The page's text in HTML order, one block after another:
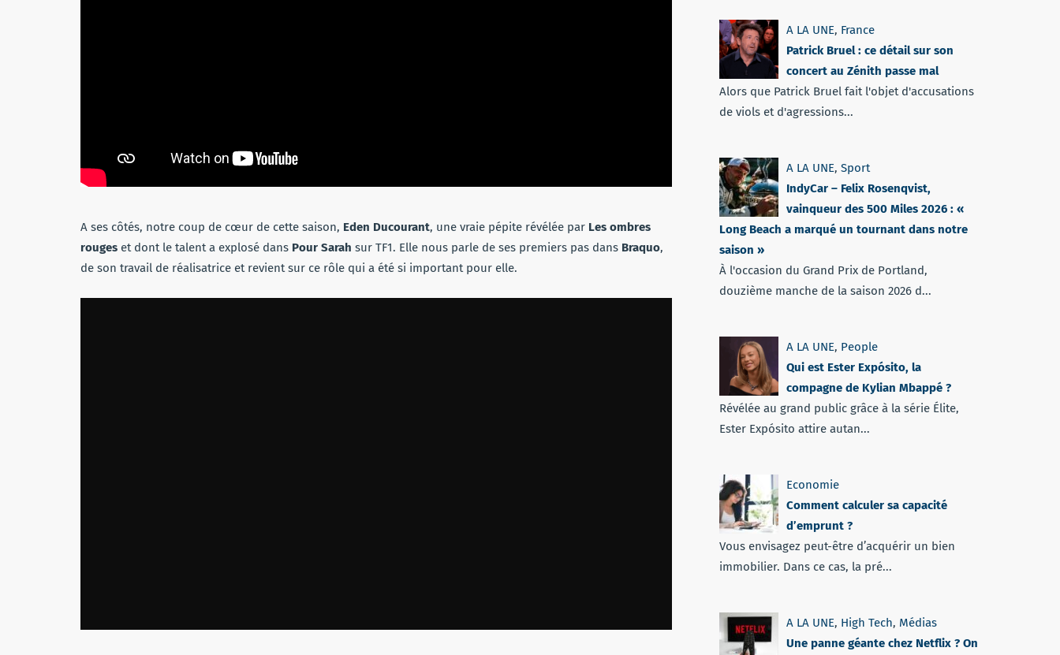
A ses côtés, notre coup de cœur de cette saison, Eden Ducourant, une vraie pépite révélée par Les ombres
rouges et dont le talent a explosé dans Pour Sarah sur TF1. Elle nous parle de ses premiers pas dans Braquo,
de son travail de réalisatrice et revient sur ce rôle qui a été si important pour elle.
A LA UNE, France
Patrick Bruel : ce détail sur son
concert au Zénith passe mal
Alors que Patrick Bruel fait l'objet d'accusations
de viols et d'agressions...
A LA UNE, Sport
IndyCar – Felix Rosenqvist,
vainqueur des 500 Miles 2026 : «
Long Beach a marqué un tournant dans notre
saison »
À l'occasion du Grand Prix de Portland,
douzième manche de la saison 2026 d...
A LA UNE, People
Qui est Ester Expósito, la
compagne de Kylian Mbappé ?
Révélée au grand public grâce à la série Élite,
Ester Expósito attire autan...
Economie
Comment calculer sa capacité
d’emprunt ?
Vous envisagez peut-être d’acquérir un bien
immobilier. Dans ce cas, la pré...
A LA UNE, High Tech, Médias
Une panne géante chez Netflix ? On